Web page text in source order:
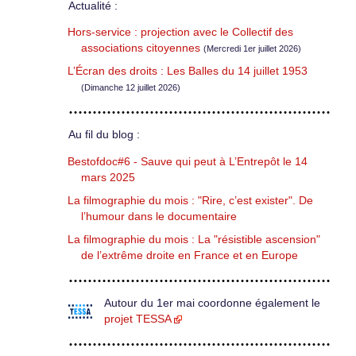
Actualité :
Hors-service : projection avec le Collectif des
associations citoyennes (Mercredi 1er juillet 2026)
L’Écran des droits : Les Balles du 14 juillet 1953
(Dimanche 12 juillet 2026)
Au fil du blog :
Bestofdoc#6 - Sauve qui peut à L’Entrepôt le 14
mars 2025
La filmographie du mois : "Rire, c’est exister". De
l’humour dans le documentaire
La filmographie du mois : La "résistible ascension"
de l’extrême droite en France et en Europe
Autour du 1er mai coordonne également le
projet TESSA